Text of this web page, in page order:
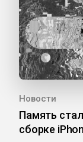
Новости
Память
сборке